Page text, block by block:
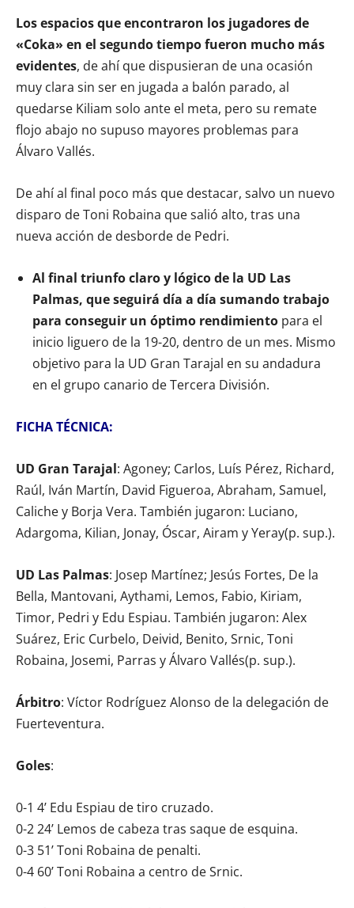
Los espacios que encontraron los jugadores de
«Coka» en el segundo tiempo fueron mucho más
evidentes, de ahí que dispusieran de una ocasión
muy clara sin ser en jugada a balón parado, al
quedarse Kiliam solo ante el meta, pero su remate
flojo abajo no supuso mayores problemas para
Álvaro Vallés.
De ahí al final poco más que destacar, salvo un nuevo
disparo de Toni Robaina que salió alto, tras una
nueva acción de desborde de Pedri.
Al final triunfo claro y lógico de la UD Las
Palmas, que seguirá día a día sumando trabajo
para conseguir un óptimo rendimiento para el
inicio liguero de la 19-20, dentro de un mes. Mismo
objetivo para la UD Gran Tarajal en su andadura
en el grupo canario de Tercera División.
FICHA TÉCNICA:
UD Gran Tarajal: Agoney; Carlos, Luís Pérez, Richard,
Raúl, Iván Martín, David Figueroa, Abraham, Samuel,
Caliche y Borja Vera. También jugaron: Luciano,
Adargoma, Kilian, Jonay, Óscar, Airam y Yeray(p. sup.).
UD Las Palmas: Josep Martínez; Jesús Fortes, De la
Bella, Mantovani, Aythami, Lemos, Fabio, Kiriam,
Timor, Pedri y Edu Espiau. También jugaron: Alex
Suárez, Eric Curbelo, Deivid, Benito, Srnic, Toni
Robaina, Josemi, Parras y Álvaro Vallés(p. sup.).
Árbitro: Víctor Rodríguez Alonso de la delegación de
Fuerteventura.
Goles:
0-1 4’ Edu Espiau de tiro cruzado.
0-2 24’ Lemos de cabeza tras saque de esquina.
0-3 51’ Toni Robaina de penalti.
0-4 60’ Toni Robaina a centro de Srnic.